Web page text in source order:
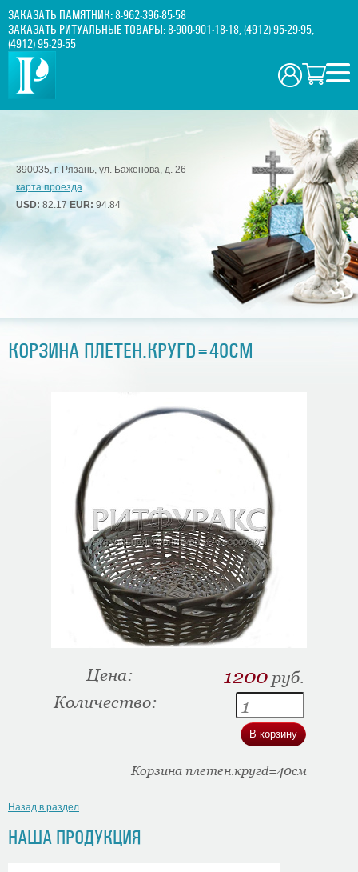
ЗАКАЗАТЬ ПАМЯТНИК:8-962-396-85-58
ЗАКАЗАТЬ РИТУАЛЬНЫЕ ТОВАРЫ:8-900-901-18-18,(4912) 95-29-95,
(4912) 95-29-55
390035, г. Рязань, ул. Баженова, д. 26
карта проезда
USD: 82.17 EUR: 94.84
НАША ПРОДУКЦИЯ
КОРЗИНА ПЛЕТЕН.КРУГD=40СМ
Цена: 1200 руб.
Количество:
Корзина плетен.кругd=40см
Назад в раздел